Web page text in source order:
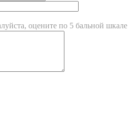
оцените по 5 бальной шкале